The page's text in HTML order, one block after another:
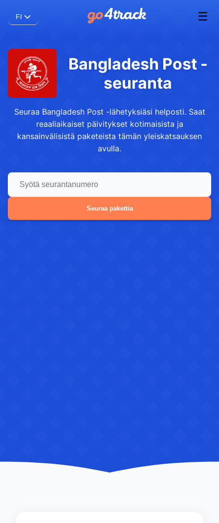
FI ☰
Bangladesh Post -
seuranta
Seuraa Bangladesh Post -lähetyksiäsi helposti. Saat
reaaliaikaiset päivitykset kotimaisista ja
kansainvälisistä paketeista tämän yleiskatsauksen
avulla.
Seuraa pakettia